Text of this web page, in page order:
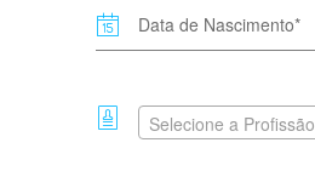
Selecione a Profissão